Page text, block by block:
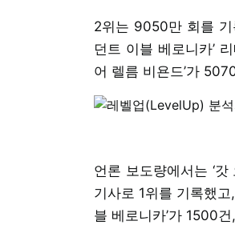
2위는 9050만 회를 기
던트 이블 베로니카’
어 렐름 비욘드’가
언론 보도량에서는 ‘
기사로 1위를 기록했고
블 베로니카’가 1500